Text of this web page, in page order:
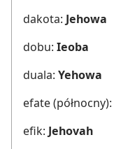
dakota: Jehowa
dobu: Ieoba
duala: Yehowa
efate (północny):
efik: Jehovah